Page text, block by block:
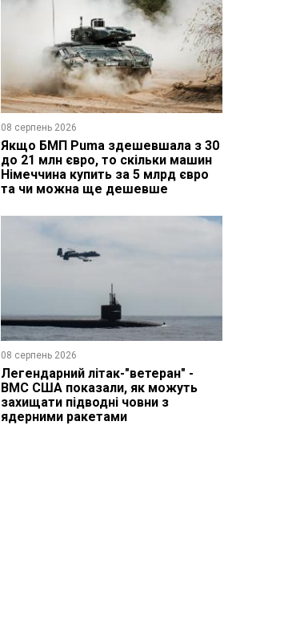
08 серпень 2026
Якщо БМП Puma здешевшала з 30
до 21 млн євро, то скільки машин
Німеччина купить за 5 млрд євро
та чи можна ще дешевше
08 серпень 2026
Легендарний літак-"ветеран" -
ВМС США показали, як можуть
захищати підводні човни з
ядерними ракетами